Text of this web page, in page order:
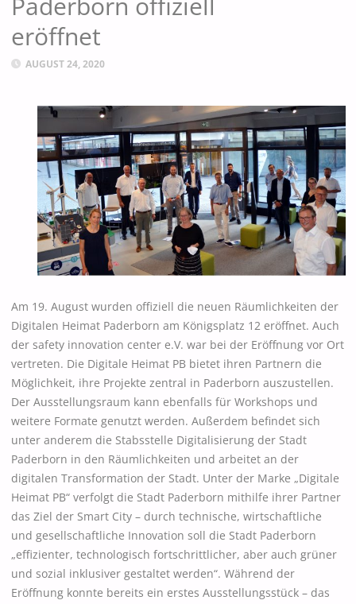
eröffnet
AUGUST 24, 2020
Am 19. August wurden offiziell die neuen Räumlichkeiten der
Digitalen Heimat Paderborn am Königsplatz 12 eröffnet. Auch
der safety innovation center e.V. war bei der Eröffnung vor Ort
vertreten. Die Digitale Heimat PB bietet ihren Partnern die
Möglichkeit, ihre Projekte zentral in Paderborn auszustellen.
Der Ausstellungsraum kann ebenfalls für Workshops und
weitere Formate genutzt werden. Außerdem befindet sich
unter anderem die Stabsstelle Digitalisierung der Stadt
Paderborn in den Räumlichkeiten und arbeitet an der
digitalen Transformation der Stadt. Unter der Marke „Digitale
Heimat PB“ verfolgt die Stadt Paderborn mithilfe ihrer Partner
das Ziel der Smart City – durch technische, wirtschaftliche
und gesellschaftliche Innovation soll die Stadt Paderborn
„effizienter, technologisch fortschrittlicher, aber auch grüner
und sozial inklusiver gestaltet werden“. Während der
Eröffnung konnte bereits ein erstes Ausstellungsstück – das